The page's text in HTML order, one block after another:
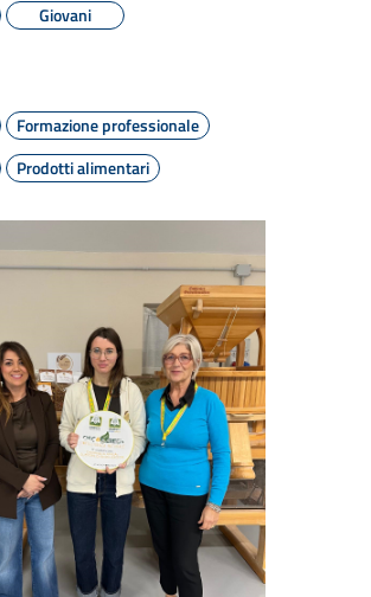
Giovani
Formazione professionale
Prodotti alimentari